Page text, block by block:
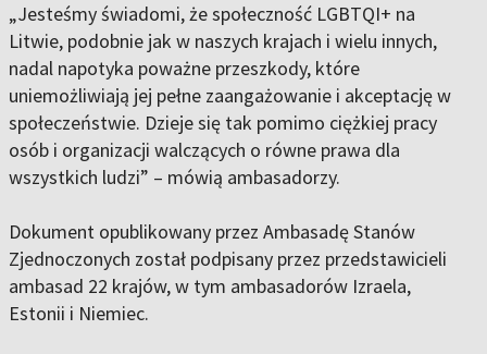
„Jesteśmy świadomi, że społeczność LGBTQI+ na
Litwie, podobnie jak w naszych krajach i wielu innych,
nadal napotyka poważne przeszkody, które
uniemożliwiają jej pełne zaangażowanie i akceptację w
społeczeństwie. Dzieje się tak pomimo ciężkiej pracy
osób i organizacji walczących o równe prawa dla
wszystkich ludzi” – mówią ambasadorzy.
Dokument opublikowany przez Ambasadę Stanów
Zjednoczonych został podpisany przez przedstawicieli
ambasad 22 krajów, w tym ambasadorów Izraela,
Estonii i Niemiec.